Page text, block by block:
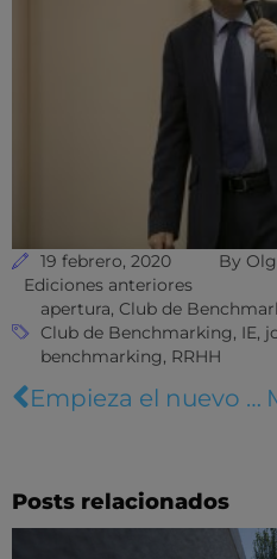
19 febrero, 2020 By
Ediciones anteriores
apertura, Club de
Club de Benchmarking, IE,
benchmarking, RRHH
Empieza el nuevo ciclo del HR Club de Benchmarking
Posts relacionados